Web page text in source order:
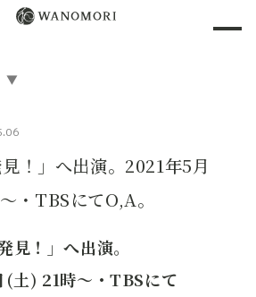
！」へ出演。2021年5月
・TBSにてO,A。
見！」へ出演。
土) 21時～・TBSにて